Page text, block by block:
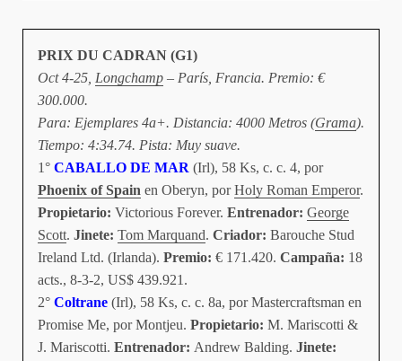
PRIX DU CADRAN (G1)
Oct 4-25, Longchamp – París, Francia. Premio: €
300.000.
Para: Ejemplares 4a+. Distancia: 4000 Metros (Grama).
Tiempo: 4:34.74. Pista: Muy suave.
1° CABALLO DE MAR (Irl), 58 Ks, c. c. 4, por
Phoenix of Spain en Oberyn, porHoly Roman Emperor.
Propietario: Victorious Forever. Entrenador: George
Scott. Jinete: Tom Marquand. Criador: Barouche Stud
Ireland Ltd. (Irlanda). Premio: € 171.420. Campaña: 18
acts., 8-3-2, US$ 439.921.
2° Coltrane (Irl), 58 Ks, c. c. 8a, por Mastercraftsman en
Promise Me, por Montjeu. Propietario: M. Mariscotti &
J. Mariscotti. Entrenador: Andrew Balding. Jinete: